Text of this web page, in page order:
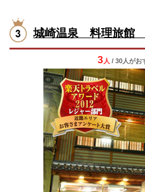
城崎温泉 料理旅館
3 人 / 30人がお